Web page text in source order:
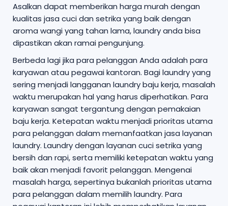
Asalkan dapat memberikan harga murah dengan
kualitas jasa cuci dan setrika yang baik dengan
aroma wangi yang tahan lama, laundry anda bisa
dipastikan akan ramai pengunjung.
Berbeda lagi jika para pelanggan Anda adalah para
karyawan atau pegawai kantoran. Bagi laundry yang
sering menjadi langganan laundry baju kerja, masalah
waktu merupakan hal yang harus diperhatikan. Para
karyawan sangat tergantung dengan pemakaian
baju kerja. Ketepatan waktu menjadi prioritas utama
para pelanggan dalam memanfaatkan jasa layanan
laundry. Laundry dengan layanan cuci setrika yang
bersih dan rapi, serta memiliki ketepatan waktu yang
baik akan menjadi favorit pelanggan. Mengenai
masalah harga, sepertinya bukanlah prioritas utama
para pelanggan dalam memilih laundry. Para